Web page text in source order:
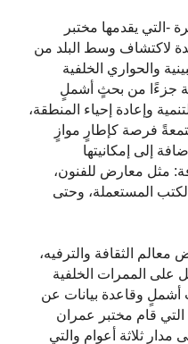
-التي يقدمها مختبر
لاكتشاف وسط البلد من
والحواري الخلفية
جزءًا من بحثٍ أشملٍ
وإعادة إحياء المنطقة،
فرصة كإطارٍ موازٍ
إلى إمكانيتها
مثل معارض للفنون،
المستعملة، وحتى
الثقافة والترفيه،
على الممرات الخلفية
أشملٍ وقاعدة بيانات عن
التي قام مختبر عمران
مدار ثلاثة أعوام والتي